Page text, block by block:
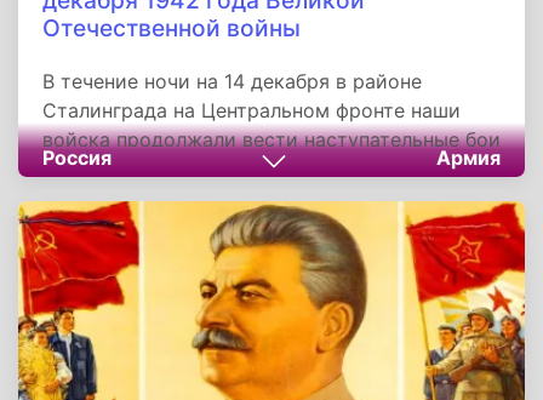
Отечественной войны
В течение ночи на 14 декабря в районе
Сталинграда на Центральном фронте наши
войска продолжали вести наступательные бои
на прежних направлениях. В Заводском
районе Сталинграда наши подразделения
разрушали дзоты и блиндажи противника. На
южной окраине города действиями
штурмовых групп и огнем артиллерии
уничтожено до 150 немецких солдат и
офицеров, три орудия, 4 миномета и 7
пулеметных точек противника.
Россия Армия